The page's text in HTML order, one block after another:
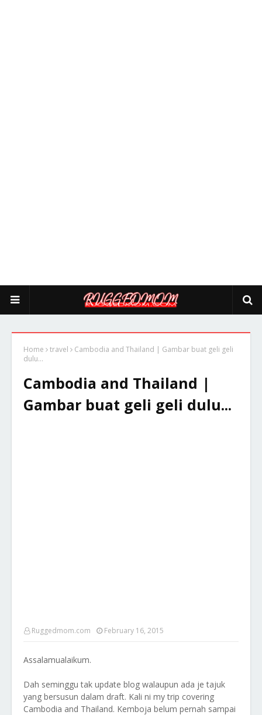
Home travel
Cambodia and Thailand | Gambar buat geli geli
dulu...
Cambodia and Thailand |
Gambar buat geli geli dulu...
Ruggedmom.com February 16, 2015
Assalamualaikum.
Dah seminggu tak update blog walaupun ada je tajuk
yang bersusun dalam draft. Kali ni my trip covering
Cambodia and Thailand. Kemboja belum pernah sampai